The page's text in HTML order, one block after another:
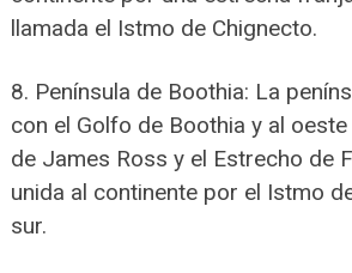
llamada el Istmo de Chignecto.
8. Península de Boothia: La
con el Golfo de Boothia y al
de James Ross y el Estrecho de
unida al continente por el Istmo
sur.